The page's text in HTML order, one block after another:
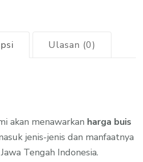
Ulasan (0)
akan menawarkan harga buis
jenis-jenis dan manfaatnya
Tengah Indonesia.